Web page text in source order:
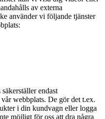
av externa
använder vi följande tjänster
endast
webbplats. De gör det t.ex.
i din kundvagn eller logga
möjligt för oss att dra några